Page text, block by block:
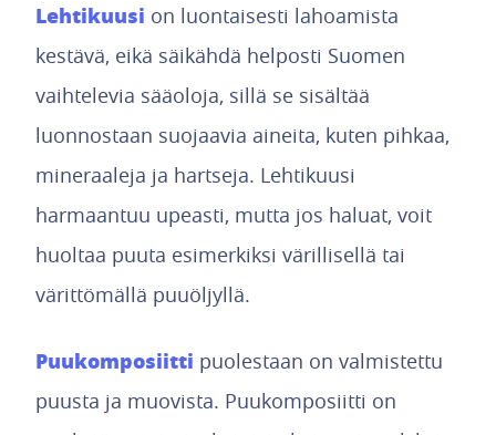
Lehtikuusi on luontaisesti lahoamista
kestävä, eikä säikähdä helposti Suomen
vaihtelevia sääoloja, sillä se sisältää
luonnostaan suojaavia aineita, kuten pihkaa,
mineraaleja ja hartseja. Lehtikuusi
harmaantuu upeasti, mutta jos haluat, voit
huoltaa puuta esimerkiksi värillisellä tai
värittömällä puuöljyllä.
Puukomposiitti puolestaan on valmistettu
puusta ja muovista. Puukomposiitti on